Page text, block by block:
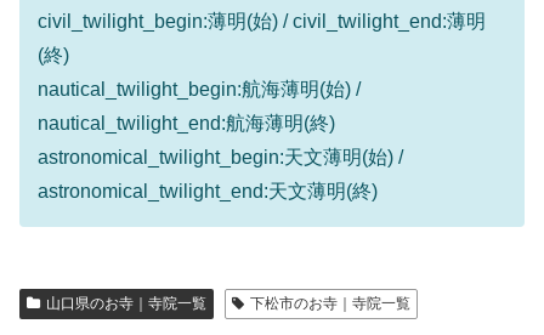
civil_twilight_begin:薄明(始) / civil_twilight_end:薄明
(終)
nautical_twilight_begin:航海薄明(始) /
nautical_twilight_end:航海薄明(終)
astronomical_twilight_begin:天文薄明(始) /
astronomical_twilight_end:天文薄明(終)
山口県のお寺｜寺院一覧 下松市のお寺｜寺院一覧